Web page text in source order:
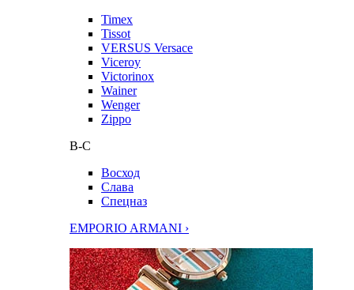
Timex
Tissot
VERSUS Versace
Viceroy
Victorinox
Wainer
Wenger
Zippo
В-С
Восход
Слава
Спецназ
EMPORIO ARMANI ›